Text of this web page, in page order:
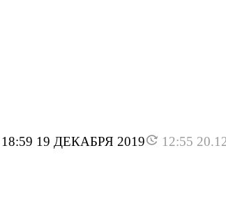
18:59 19 ДЕКАБРЯ 2019 12:55